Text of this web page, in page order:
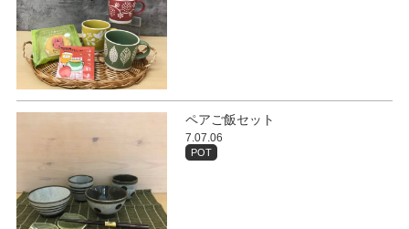
ペアご飯セット
7.07.06
POT